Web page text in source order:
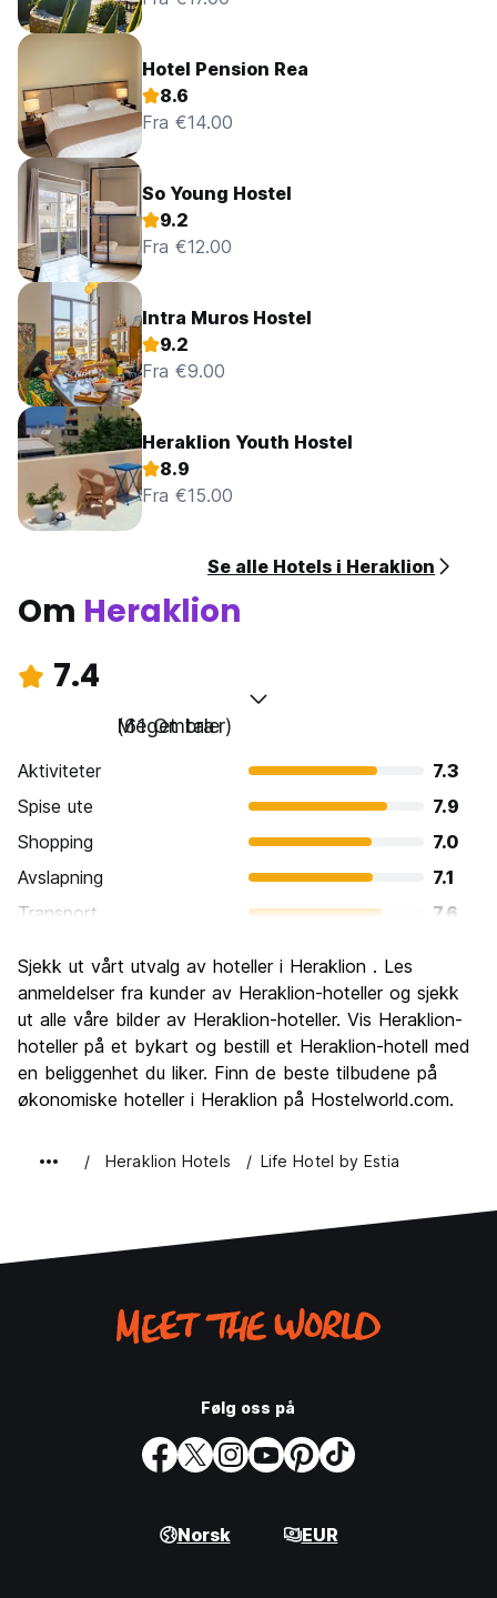
Hotel Pension Rea
8.6
Fra €14.00
So Young Hostel
9.2
Fra €12.00
Intra Muros Hostel
9.2
Fra €9.00
Heraklion Youth Hostel
8.9
Fra €15.00
Se alle Hotels i Heraklion
Om Heraklion
7.4
Meget bra
(61 Omtaler)
Aktiviteter
7.3
Spise ute
7.9
Shopping
7.0
Avslapning
7.1
Transport
7.6
Kultur
8.0
Feste
6.8
Verdi for pengene
7.4
Sjekk ut vårt utvalg av hoteller i Heraklion . Les
anmeldelser fra kunder av Heraklion-hoteller og sjekk
ut alle våre bilder av Heraklion-hoteller. Vis Heraklion-
hoteller på et bykart og bestill et Heraklion-hotell med
en beliggenhet du liker. Finn de beste tilbudene på
økonomiske hoteller i Heraklion på Hostelworld.com.
Heraklion Hotels Life Hotel by Estia
Følg oss på
Norsk EUR